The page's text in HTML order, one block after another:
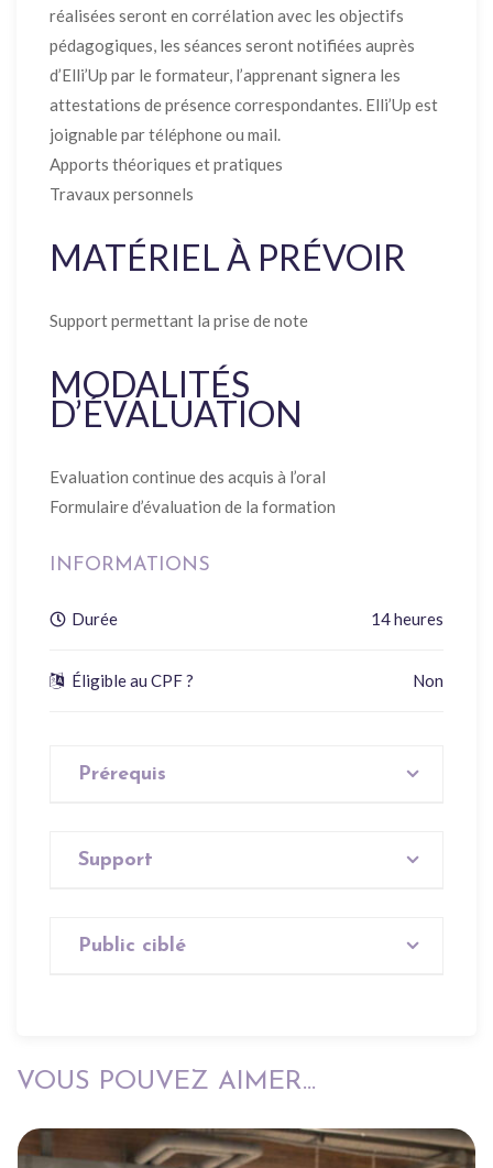
réalisées seront en corrélation avec les objectifs
pédagogiques, les séances seront notifiées auprès
d’Elli’Up par le formateur, l’apprenant signera les
attestations de présence correspondantes. Elli’Up est
joignable par téléphone ou mail.
Apports théoriques et pratiques
Travaux personnels
MATÉRIEL À PRÉVOIR
Support permettant la prise de note
MODALITÉS
D’ÉVALUATION
Evaluation continue des acquis à l’oral
Formulaire d’évaluation de la formation
INFORMATIONS
Durée 14 heures
Éligible au CPF ? Non
Prérequis
Support
Public ciblé
VOUS POUVEZ AIMER...